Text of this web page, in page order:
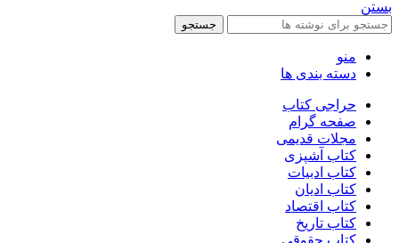
بستن
جستجو
منو
دسته بندی ها
حراجی کتاب
صفحه گرام
مجلات قدیمی
کتاب آشپزی
کتاب ادبیات
کتاب ادیان
کتاب اقتصاد
کتاب تاریخ